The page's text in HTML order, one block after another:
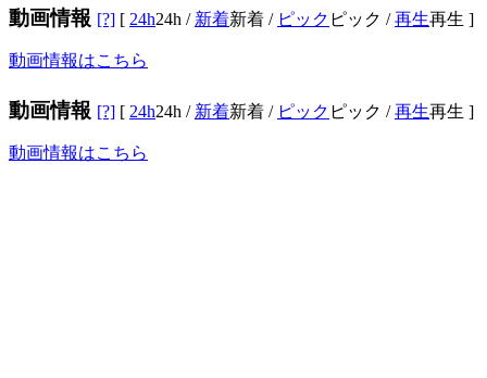
動画情報 [?] [ 24h24h / 新着新着 / ピック ピック /再生再生 ]
動画情報はこちら
動画情報 [?] [ 24h24h / 新着新着 / ピック ピック /再生再生 ]
動画情報はこちら